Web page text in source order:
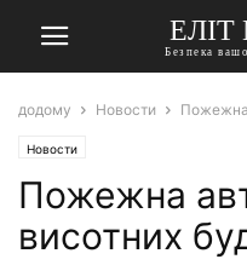
Безпека
додому Новости Пожежна
Новости
Пожежна
висотних